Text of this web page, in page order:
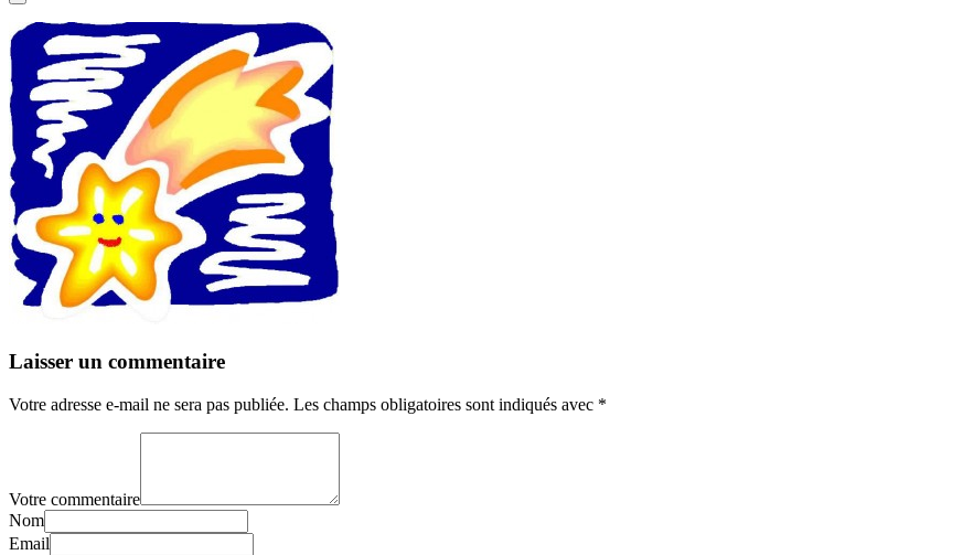
Laisser un commentaire
Votre adresse e-mail ne sera pas publiée. Les champs obligatoires sont indiqués avec *
Votre commentaire
Nom
Email